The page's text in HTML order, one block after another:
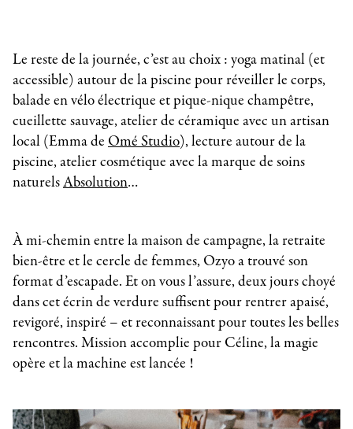
Le reste de la journée, c’est au choix : yoga matinal (et
accessible) autour de la piscine pour réveiller le corps,
balade en vélo électrique et pique-nique champêtre,
cueillette sauvage, atelier de céramique avec un artisan
local (Emma deOmé Studio), lecture autour de la
piscine, atelier cosmétique avec la marque de soins
naturelsAbsolution…
À mi-chemin entre la maison de campagne, la retraite
bien-être et le cercle de femmes, Ozyo a trouvé son
format d’escapade. Et on vous l’assure, deux jours choyé
dans cet écrin de verdure suffisent pour rentrer apaisé,
revigoré, inspiré – et reconnaissant pour toutes les belles
rencontres. Mission accomplie pour Céline, la magie
opère et la machine est lancée !